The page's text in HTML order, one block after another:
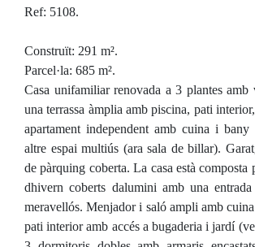
Ref: 5108.
Construït: 291 m².
Parcel·la: 685 m².
Casa unifamiliar renovada a 3 plantes amb
una terrassa àmplia amb piscina, pati
apartament independent amb cuina i
altre espai multiús (ara sala de billar).
de pàrquing coberta. La casa està composta
dhivern coberts dalumini amb una
meravellós. Menjador i saló ampli amb
pati interior amb accés a bugaderia i jardí